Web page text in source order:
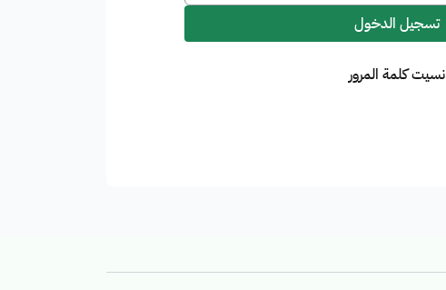
تسجيل الدخول
نسيت كلمة المرور